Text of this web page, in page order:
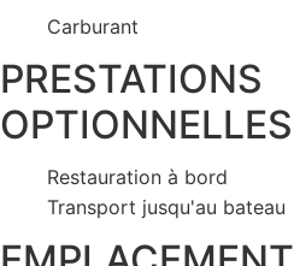
Carburant
PRESTATIONS
OPTIONNELLES
Restauration à bord
Transport jusqu'au bateau